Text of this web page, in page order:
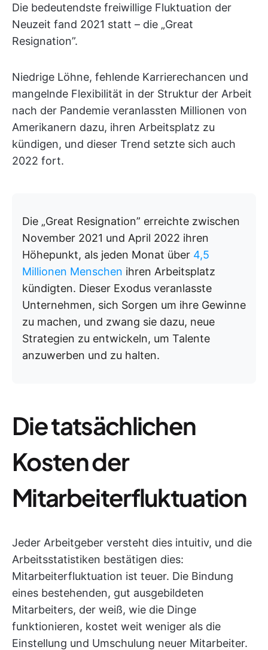
Die bedeutendste freiwillige Fluktuation der
Neuzeit fand 2021 statt – die „Great
Resignation”.
Niedrige Löhne, fehlende Karrierechancen und
mangelnde Flexibilität in der Struktur der Arbeit
nach der Pandemie veranlassten Millionen von
Amerikanern dazu, ihren Arbeitsplatz zu
kündigen, und dieser Trend setzte sich auch
2022 fort.
Die „Great Resignation” erreichte zwischen
November 2021 und April 2022 ihren
Höhepunkt, als jeden Monat über 4,5
Millionen Menschen ihren Arbeitsplatz
kündigten. Dieser Exodus veranlasste
Unternehmen, sich Sorgen um ihre Gewinne
zu machen, und zwang sie dazu, neue
Strategien zu entwickeln, um Talente
anzuwerben und zu halten.
Die tatsächlichen
Kosten der
Mitarbeiterfluktuation
Jeder Arbeitgeber versteht dies intuitiv, und die
Arbeitsstatistiken bestätigen dies:
Mitarbeiterfluktuation ist teuer. Die Bindung
eines bestehenden, gut ausgebildeten
Mitarbeiters, der weiß, wie die Dinge
funktionieren, kostet weit weniger als die
Einstellung und Umschulung neuer Mitarbeiter.